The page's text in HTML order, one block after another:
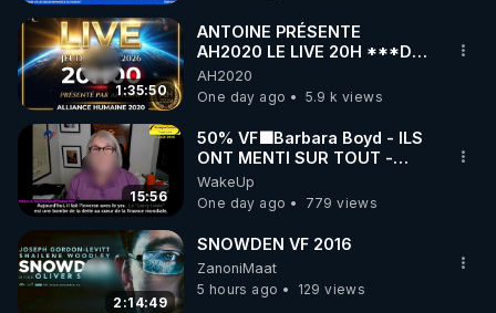
1:35:50
ANTOINE PRÉSENTE
AH2020 LE LIVE 20H ***DU
06/08/2026***
AH2020
One day ago
5.9 k views
15:56
50% VF🟩Barbara Boyd - ILS
ONT MENTI SUR TOUT -
Jocelyne Traduction
WakeUp
One day ago
779 views
2:14:49
SNOWDEN VF 2016
ZanoniMaat
5 hours ago
129 views